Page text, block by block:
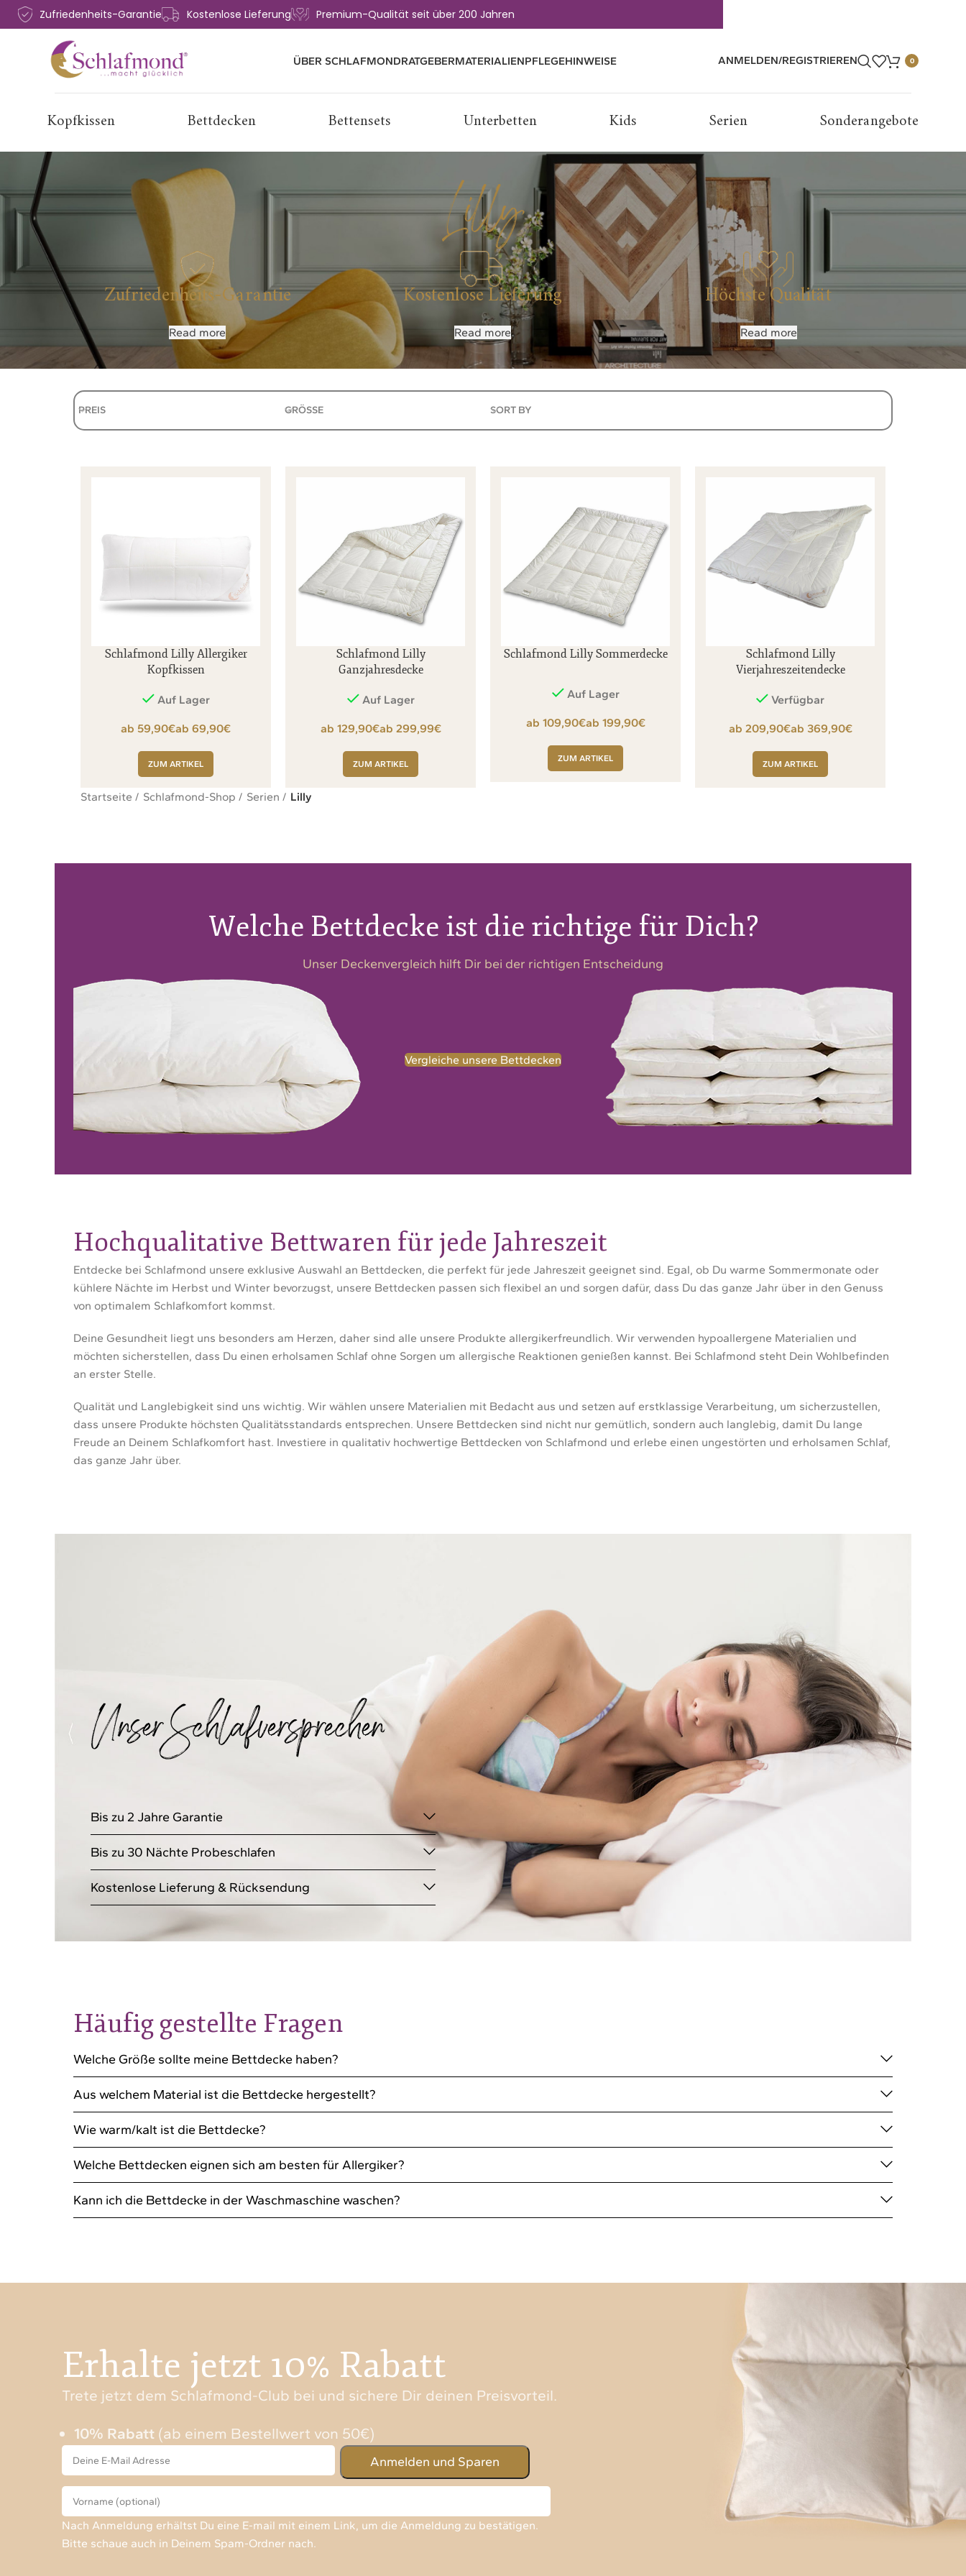
ÜBER SCHLAFMONDRATGEBERMATERIALIENPFLEGEHINWEISE ANMELDEN/REGISTRIEREN 0
Kopfkissen Bettdecken Bettensets Unterbetten Kids Serien Sonderangebote
Lilly
Zufriedenheits-Garantie
Read more
Kostenlose Lieferung
Read more
Höchste Qualität
Read more
PREIS GRÖSSE SORT BY
Schlafmond Lilly Allergiker
Kopfkissen
Auf Lager
€ €
ZUM ARTIKEL
Schlafmond Lilly
Ganzjahresdecke
Auf Lager
€ €
ZUM ARTIKEL
Schlafmond Lilly Sommerdecke
Auf Lager
€ €
ZUM ARTIKEL
Schlafmond Lilly
Vierjahreszeitendecke
Verfügbar
€ €
ZUM ARTIKEL
Startseite Schlafmond-Shop Serien Lilly
Welche Bettdecke ist die richtige für Dich?
Unser Deckenvergleich hilft Dir bei der richtigen Entscheidung
Vergleiche unsere Bettdecken
Hochqualitative Bettwaren für jede Jahreszeit
Entdecke bei Schlafmond unsere exklusive Auswahl an Bettdecken, die perfekt für jede Jahreszeit geeignet sind. Egal, ob Du warme Sommermonate oder
kühlere Nächte im Herbst und Winter bevorzugst, unsere Bettdecken passen sich flexibel an und sorgen dafür, dass Du das ganze Jahr über in den Genuss
von optimalem Schlafkomfort kommst.
Deine Gesundheit liegt uns besonders am Herzen, daher sind alle unsere Produkte allergikerfreundlich. Wir verwenden hypoallergene Materialien und
möchten sicherstellen, dass Du einen erholsamen Schlaf ohne Sorgen um allergische Reaktionen genießen kannst. Bei Schlafmond steht Dein Wohlbefinden
an erster Stelle.
Qualität und Langlebigkeit sind uns wichtig. Wir wählen unsere Materialien mit Bedacht aus und setzen auf erstklassige Verarbeitung, um sicherzustellen,
dass unsere Produkte höchsten Qualitätsstandards entsprechen. Unsere Bettdecken sind nicht nur gemütlich, sondern auch langlebig, damit Du lange
Freude an Deinem Schlafkomfort hast. Investiere in qualitativ hochwertige Bettdecken von Schlafmond und erlebe einen ungestörten und erholsamen Schlaf,
das ganze Jahr über.
Unser Schlafversprechen
Bis zu 2 Jahre Garantie
Bis zu 30 Nächte Probeschlafen
Kostenlose Lieferung & Rücksendung
Häufig gestellte Fragen
Welche Größe sollte meine Bettdecke haben?
Aus welchem Material ist die Bettdecke hergestellt?
Wie warm/kalt ist die Bettdecke?
Welche Bettdecken eignen sich am besten für Allergiker?
Kann ich die Bettdecke in der Waschmaschine waschen?
Erhalte jetzt 10% Rabatt
Trete jetzt dem Schlafmond-Club bei und sichere Dir deinen Preisvorteil.
10% Rabatt (ab einem Bestellwert von 50€)
Nach Anmeldung erhältst Du eine E-mail mit einem Link, um die Anmeldung zu bestätigen.
Bitte schaue auch in Deinem Spam-Ordner nach.
Zufriedenheits-Garantie Kostenlose Lieferung Premium-Qualität seit über 200 Jahren